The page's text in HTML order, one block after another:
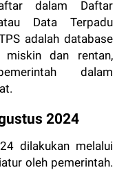
dalam Daftar
Data Terpadu
adalah database
miskin dan rentan,
dalam
2024
dilakukan melalui
oleh pemerintah.